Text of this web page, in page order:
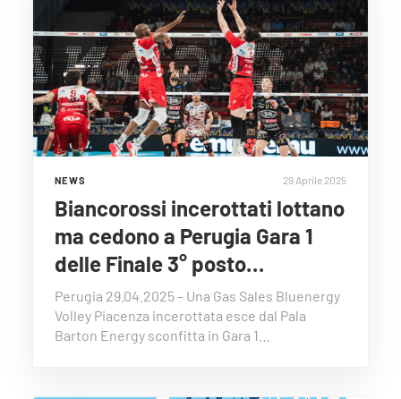
NEWS 29 Aprile 2025
Biancorossi incerottati lottano
ma cedono a Perugia Gara 1
delle Finale 3° posto…
Perugia 29.04.2025 – Una Gas Sales Bluenergy
Volley Piacenza incerottata esce dal Pala
Barton Energy sconfitta in Gara 1…